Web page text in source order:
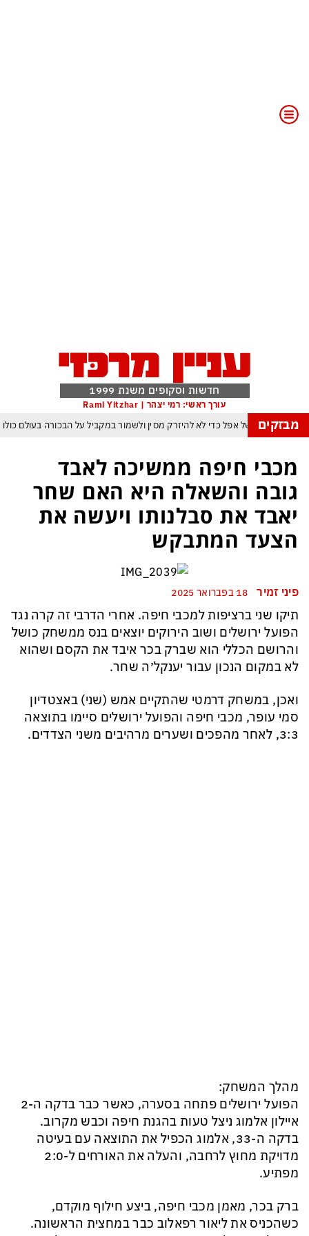
חדשות וסקופים משנת 1999
עורך ראשי: רמי יצהר | Rami Yitzhar
מבזקיםהטריק של אפל כדי לא להיזרק מסין ולשמור במקביל על הבכורה בעולם כולו
של טראמפ המאיים למוטט את כלכלת ארה״ב ומבודד את ישראל יותר מאי פעם
הגרעינית חותמות על הסכם הגנה המשנה מהיסוד את מאזן הכוחות באזורנו
במשחק חסר החשיבות מדגישה את התגברות החוליגניזם הפראי בכדורגל הישראלי
הכסף הערבי עלול לנצח ולסכן את הכדורגל האירופי וכמובן גם את הישראלי
מכבי חיפה ממשיכה לאבד
גובה והשאלה היא האם שחר
יאבד את סבלנותו ויעשה את
הצעד המתבקש
פיני זמיר 18 בפברואר 2025
תיקו שני ברציפות למכבי חיפה. אחרי הדרבי זה קרה נגד
הפועל ירושלים ושוב הירוקים יוצאים בנס ממשחק כושל
והרושם הכללי הוא שברק בכר איבד את הקסם ושהוא
לא במקום הנכון עבור יענקל׳ה שחר.
ואכן, במשחק דרמטי שהתקיים אמש (שני) באצטדיון
סמי עופר, מכבי חיפה והפועל ירושלים סיימו בתוצאה
3:3, לאחר מהפכים ושערים מרהיבים משני הצדדים.
מהלך המשחק:
הפועל ירושלים פתחה בסערה, כאשר כבר בדקה ה-2
איילון אלמוג ניצל טעות בהגנת חיפה וכבש מקרוב.
בדקה ה-33, אלמוג הכפיל את התוצאה עם בעיטה
מדויקת מחוץ לרחבה, והעלה את האורחים ל-2:0
מפתיע.
ברק בכר, מאמן מכבי חיפה, ביצע חילוף מוקדם,
כשהכניס את ליאור רפאלוב כבר במחצית הראשונה.